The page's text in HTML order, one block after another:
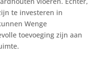
te investeren in
Wenge
toevoeging zijn aan